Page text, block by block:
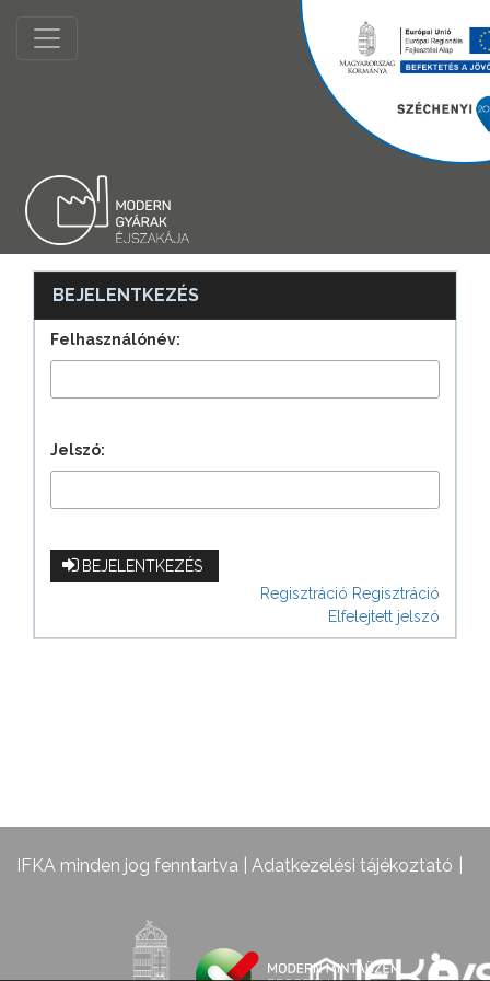
BEJELENTKEZÉS
Felhasználónév:
Jelszó:
BEJELENTKEZÉS
Regisztráció Regisztráció
Elfelejtett jelszó
IFKA minden jog fenntartva | Adatkezelési tájékoztató